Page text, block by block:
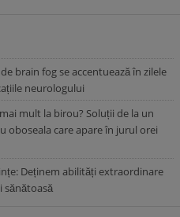
brain fog se accentuează în zilele
neurologului
mult la birou? Soluții de la un
oboseala care apare în jurul orei
Deținem abilități extraordinare
sănătoasă